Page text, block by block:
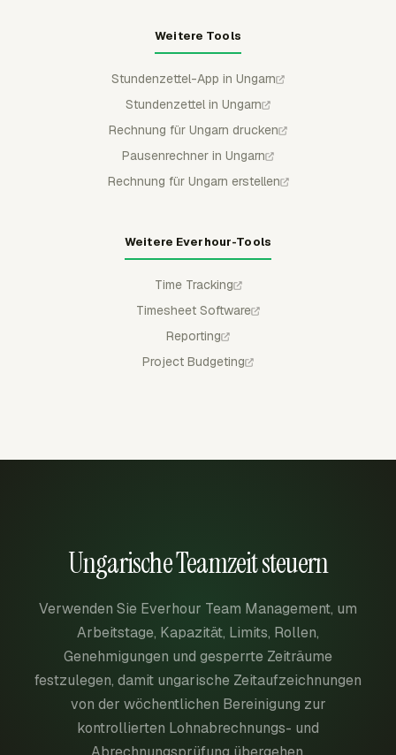
Weitere Tools
Stundenzettel-App in Ungarn
Stundenzettel in Ungarn
Rechnung für Ungarn drucken
Pausenrechner in Ungarn
Rechnung für Ungarn erstellen
Weitere Everhour-Tools
Time Tracking
Timesheet Software
Reporting
Project Budgeting
Ungarische Teamzeit steuern
Verwenden Sie Everhour Team Management, um
Arbeitstage, Kapazität, Limits, Rollen,
Genehmigungen und gesperrte Zeiträume
festzulegen, damit ungarische Zeitaufzeichnungen
von der wöchentlichen Bereinigung zur
kontrollierten Lohnabrechnungs- und